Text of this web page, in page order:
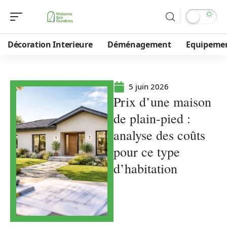
Décoration Interieure Déménagement
5 juin 2026
Prix d’une maison
de plain-pied :
analyse des coûts
pour ce type
d’habitation